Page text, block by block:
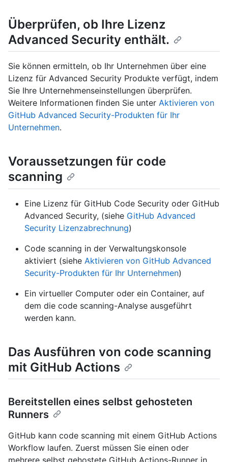
Überprüfen, ob Ihre Lizenz
Advanced Security enthält.
Sie können ermitteln, ob Ihr Unternehmen über eine
Lizenz für Advanced Security Produkte verfügt, indem
Sie Ihre Unternehmenseinstellungen überprüfen.
Weitere Informationen finden Sie unter Aktivieren von
GitHub Advanced Security-Produkten für Ihr
Unternehmen.
Voraussetzungen für code
scanning
Eine Lizenz für GitHub Code Security oder GitHub
Advanced Security, (siehe GitHub Advanced
Security Lizenzabrechnung)
Code scanning in der Verwaltungskonsole
aktiviert (siehe Aktivieren von GitHub Advanced
Security-Produkten für Ihr Unternehmen)
Ein virtueller Computer oder ein Container, auf
dem die code scanning-Analyse ausgeführt
werden kann.
Das Ausführen von code scanning
mit GitHub Actions
Bereitstellen eines selbst gehosteten
Runners
GitHub kann code scanning mit einem GitHub Actions
Workflow laufen. Zuerst müssen Sie einen oder
mehrere selbst gehostete GitHub Actions-Runner in